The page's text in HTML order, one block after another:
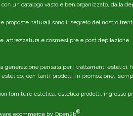
un catalogo vasto e ben organizzato, dalla
naturali sono il segreto del nostro
attrezzatura e cosmesi pre e post depilazione.
pensata per i trattamenti estetici,
con tanti prodotti in promozione,
forniture estetica, estetica prodotti, ingrosso
ecommerce by Open2b®